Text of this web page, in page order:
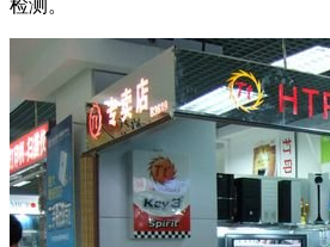
检测。